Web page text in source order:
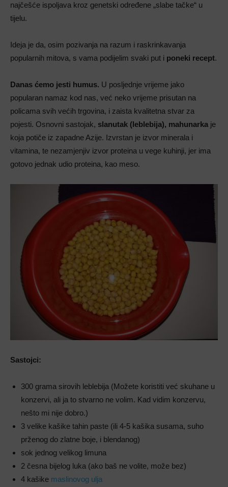
najčešće ispoljava kroz genetski određene „slabe tačke“ u
tijelu.
Ideja je da, osim pozivanja na razum i raskrinkavanja
popularnih mitova, s vama podijelim svaki put i poneki recept.
Danas ćemo jesti humus. U posljednje vrijeme jako
popularan namaz kod nas, već neko vrijeme prisutan na
policama svih većih trgovina, i zaista kvalitetna stvar za
pojesti. Osnovni sastojak, slanutak (leblebija), mahunarka je
koja potiče iz zapadne Azije. Izvrstan je izvor minerala i
vitamina, te nezamjenjiv izvor proteina u vege kuhinji, jer ima
gotovo jednak udio proteina, kao meso.
Sastojci:
300 grama sirovih leblebija (Možete koristiti već skuhane u
konzervi, ali ja to stvarno ne volim. Kad vidim konzervu,
nešto mi nije dobro.)
3 velike kašike tahin paste (ili 4-5 kašika susama, suho
prženog do zlatne boje, i blendanog)
sok jednog velikog limuna
2 česna bijelog luka (ako baš ne volite, može bez)
4 kašike maslinovog ulja